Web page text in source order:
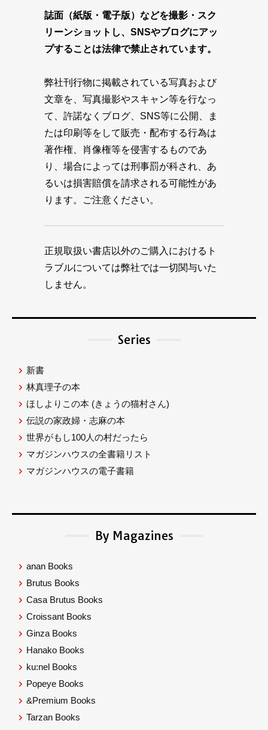
誌面（紙版・電子版）などを撮影・スク
リーンショットし、SNSやブログにアッ
プすることは法律で禁止されています。
弊社刊行物に掲載されている写真および
文章を、写真撮影やスキャン等を行なっ
て、許諾なくブログ、SNS等に公開、ま
たは印刷等をして販売・配布する行為は
著作権、肖像権等を侵害するものであ
り、場合によっては刑事罰が科され、あ
るいは損害賠償を請求される可能性があ
ります。ご注意ください。
正規取扱い書店以外のご購入におけるト
ラブルについては弊社では一切関与いた
しません。
Series
新書
林真理子の本
ほしよりこの本 (きょうの猫村さん)
伝説の家政婦・志麻の本
世界がもし100人の村だったら
マガジンハウスの全書籍リスト
マガジンハウスの電子書籍
By Magazines
anan Books
Brutus Books
Casa Brutus Books
Croissant Books
Ginza Books
Hanako Books
ku:nel Books
Popeye Books
&Premium Books
Tarzan Books